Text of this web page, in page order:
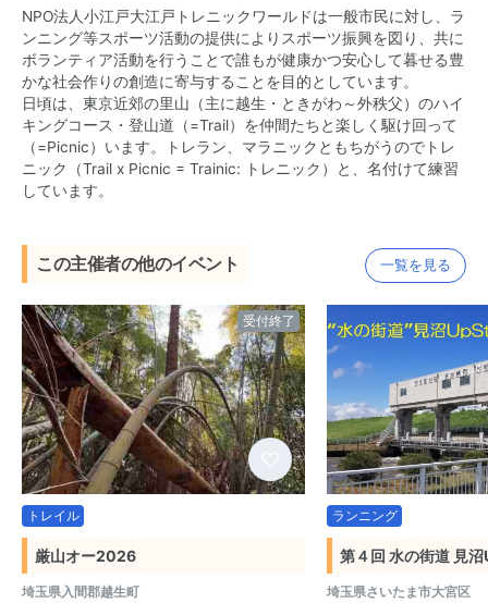
NPO法人小江戸大江戸トレニックワールドは一般市民に対し、ラ
ンニング等スポーツ活動の提供によりスポーツ振興を図り、共に
ボランティア活動を行うことで誰もが健康かつ安心して暮せる豊
かな社会作りの創造に寄与することを目的としています。
日頃は、東京近郊の里山（主に越生・ときがわ～外秩父）のハイ
キングコース・登山道（=Trail）を仲間たちと楽しく駆け回って
（=Picnic）います。トレラン、マラニックともちがうのでトレ
ニック（Trail x Picnic = Trainic: トレニック）と、名付けて練習
しています。
この主催者の他のイベント 一覧を見る
受付終了
トレイル
厳山オー2026
埼玉県入間郡越生町
ランニング
第４回 水の街道 見
埼玉県さいたま市大宮区